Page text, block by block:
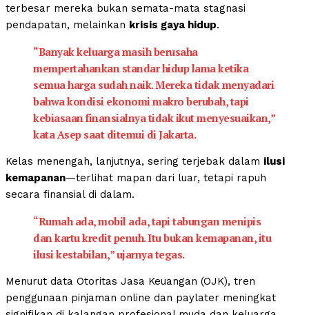
terbesar mereka bukan semata-mata stagnasi
pendapatan, melainkan krisis gaya hidup.
“Banyak keluarga masih berusaha
mempertahankan standar hidup lama ketika
semua harga sudah naik. Mereka tidak menyadari
bahwa kondisi ekonomi makro berubah, tapi
kebiasaan finansialnya tidak ikut menyesuaikan,”
kata Asep saat ditemui di Jakarta.
Kelas menengah, lanjutnya, sering terjebak dalam ilusi
kemapanan—terlihat mapan dari luar, tetapi rapuh
secara finansial di dalam.
“Rumah ada, mobil ada, tapi tabungan menipis
dan kartu kredit penuh. Itu bukan kemapanan, itu
ilusi kestabilan,” ujarnya tegas.
Menurut data Otoritas Jasa Keuangan (OJK), tren
penggunaan pinjaman online dan paylater meningkat